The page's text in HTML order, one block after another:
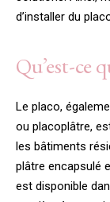
d’installer du
Qu’est-ce
Le placo,
ou placoplâtre,
les bâtiments
plâtre encapsulé
est disponible